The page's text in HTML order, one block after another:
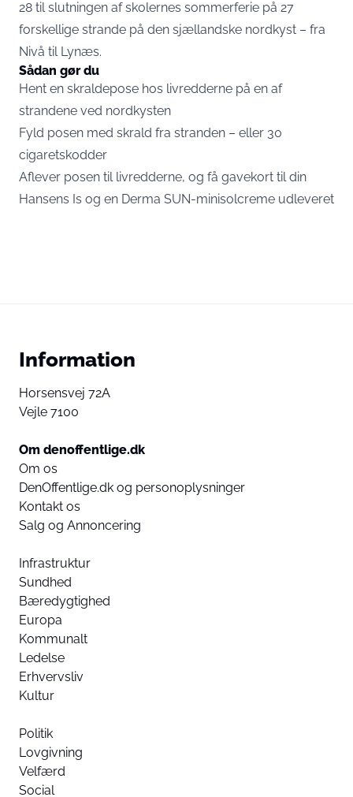
28 til slutningen af skolernes sommerferie på 27
forskellige strande på den sjællandske nordkyst – fra
Nivå til Lynæs.
Sådan gør du
Hent en skraldepose hos livredderne på en af
strandene ved nordkysten
Fyld posen med skrald fra stranden – eller 30
cigaretskodder
Aflever posen til livredderne, og få gavekort til din
Hansens Is og en Derma SUN-minisolcreme udleveret
Information
Horsensvej 72A
Vejle 7100
Om denoffentlige.dk
Om os
DenOffentlige.dk og personoplysninger
Kontakt os
Salg og Annoncering
Infrastruktur
Sundhed
Bæredygtighed
Europa
Kommunalt
Ledelse
Erhvervsliv
Kultur
Politik
Lovgivning
Velfærd
Social